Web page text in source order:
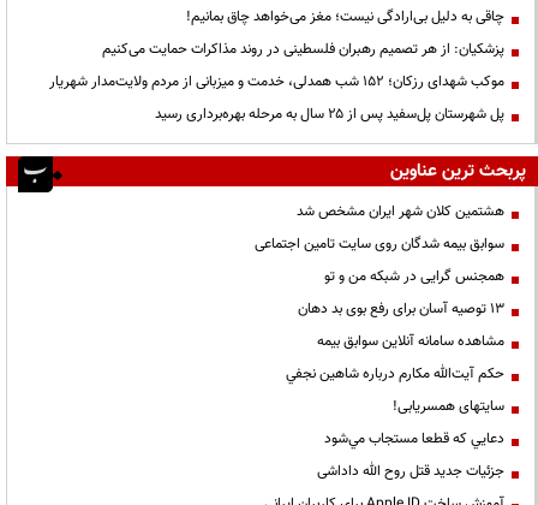
چاقی به دلیل بی‌ارادگی نیست؛ مغز می‌خواهد چاق بمانیم!
پزشکیان: از هر تصمیم رهبران فلسطینی در روند مذاکرات حمایت می‌کنیم
موکب شهدای رزکان؛ ۱۵۲ شب همدلی، خدمت و میزبانی از مردم ولایت‌مدار شهریار
پل شهرستان پل‌سفید پس از ۲۵ سال به مرحله بهره‌برداری رسید
پربحث ترین عناوین
هشتمین کلان شهر ایران مشخص شد
سوابق بیمه شدگان روی سایت تامین اجتماعی
همجنس گرایی در شبکه من و تو
13 توصیه آسان برای رفع بوی بد دهان
مشاهده سامانه آنلاين سوابق بیمه
حكم آيت‌الله مكارم درباره شاهين نجفي
سایتهای همسریابی!
دعايي كه قطعا مستجاب مي‌شود
جزئیات جدید قتل روح الله داداشی